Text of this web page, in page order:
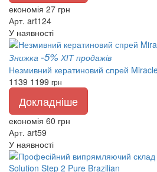
економія 27 грн
Арт. art124
У наявності
Знижка -5% ХІТ продажів
Незмивний кератиновий спрей
1139 1199 грн
Докладніше
економія 60 грн
Арт. art59
У наявності